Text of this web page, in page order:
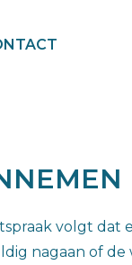
volgt
nagaan of